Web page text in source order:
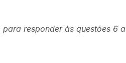
para responder às questões 6 a